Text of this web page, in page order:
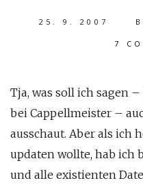
25. 9. 2007
7
Tja, was soll ich sagen
bei Cappellmeister –
ausschaut. Aber als ich
updaten wollte, hab ich
und alle existienten